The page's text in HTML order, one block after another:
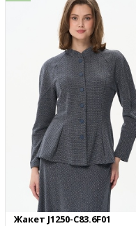
Жакет J1250-C83.6F01